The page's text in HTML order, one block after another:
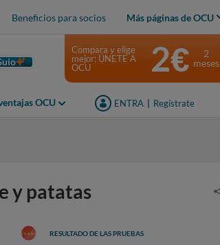
Beneficios para socios Más páginas de OCU
OCU ENTRA Regístrate
Compara y elige
mejor: ÚNETE A
OCU
2€
2
meses
y patatas
RESULTADO DE LAS PRUEBAS